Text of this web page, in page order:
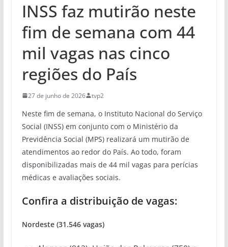
INSS faz mutirão neste
fim de semana com 44
mil vagas nas cinco
regiões do País
27 de junho de 2026 tvp2
Neste fim de semana, o Instituto Nacional do Serviço
Social (INSS) em conjunto com o Ministério da
Previdência Social (MPS) realizará um mutirão de
atendimentos ao redor do País. Ao todo, foram
disponibilizadas mais de 44 mil vagas para perícias
médicas e avaliações sociais.
Confira a distribuição de vagas:
Nordeste (31.546 vagas)